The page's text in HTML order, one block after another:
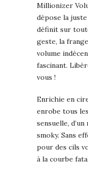
Millionizer
dépose la
définit sur
geste, la
volume
fascinant.
vous !
Enrichie en
enrobe tous
sensuelle,
smoky. Sans
pour des cils
à la courbe